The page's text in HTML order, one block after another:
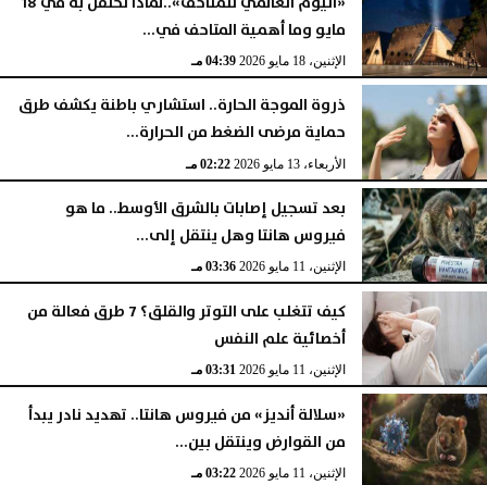
مايو وما أهمية المتاحف في...
الإثنين، 18 مايو 2026 04:39 مـ
ذروة الموجة الحارة.. استشاري باطنة يكشف طرق
حماية مرضى الضغط من الحرارة...
الأربعاء، 13 مايو 2026 02:22 مـ
بعد تسجيل إصابات بالشرق الأوسط.. ما هو
فيروس هانتا وهل ينتقل إلى...
الإثنين، 11 مايو 2026 03:36 مـ
كيف تتغلب على التوتر والقلق؟ 7 طرق فعالة من
أخصائية علم النفس
الإثنين، 11 مايو 2026 03:31 مـ
«سلالة أنديز» من فيروس هانتا.. تهديد نادر يبدأ
من القوارض وينتقل بين...
الإثنين، 11 مايو 2026 03:22 مـ